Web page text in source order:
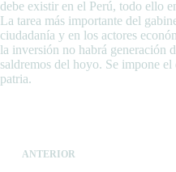
debe existir en el Perú, todo ello
La tarea más importante del
ciudadanía y en los actores
la inversión no habrá generación
saldremos del hoyo. Se impone
patria.
ANTERIOR